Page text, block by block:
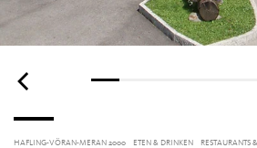
HAFLING-VÖRAN-MERAN 2000 ETEN & DRINKEN RESTAURANTS